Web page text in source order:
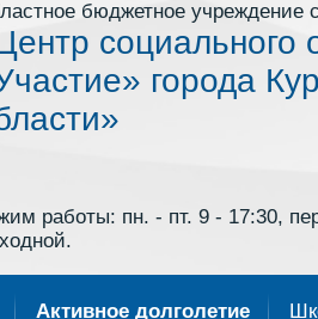
бюджетное учреждение
социального
города
работы: пн. - пт. 9 - 17:30,
Активное долголетие